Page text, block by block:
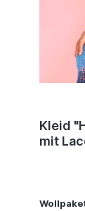
Kleid